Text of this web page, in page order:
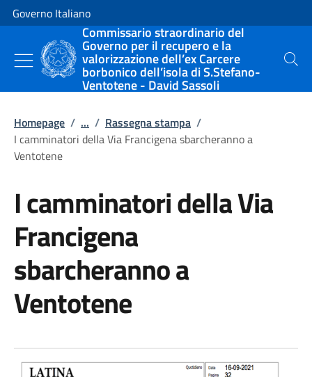
Vai al contenuto
Vai alla navigazione del sito
Governo Italiano
Commissario straordinario del
Governo per il recupero e la
valorizzazione dell’ex Carcere
borbonico dell’isola di S.Stefano-
Ventotene - David Sassoli
Cerca
Homepage / ... / Rassegna stampa /
I camminatori della Via Francigena sbarcheranno a
Ventotene
I camminatori della Via
Francigena
sbarcheranno a
Ventotene